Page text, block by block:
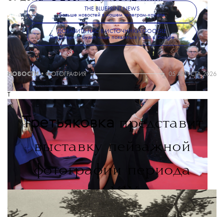
THE BLUEPRINT NEWS
Больше новостей в нашем телеграм-канале
ДОБАВИТЬ НАС В ИСТОЧНИКИ GOOGLE
The Blueprint будет чаще появляться у вас в Google
НОВОСТИ• ФОТОГРАФИЯ 05 АВГУСТА 2026
T
Третьяковка представит
выставку пейзажной
фотографии периода
с конца XIX века